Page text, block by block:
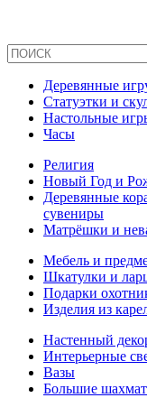
Деревянные
Статуэтки и
Настольные
Часы
Религия
Новый Год и
Деревянные
сувениры
Матрёшки и
Мебель и
Шкатулки и
Подарки
Изделия из
Настенный
Интерьерные
Вазы
Большие